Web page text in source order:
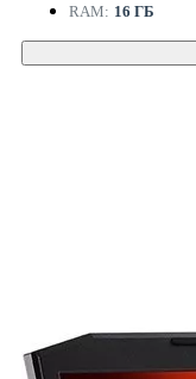
RAM: 16 ГБ